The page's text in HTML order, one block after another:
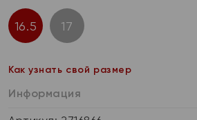
16.5 17
Как узнать свой размер
Информация